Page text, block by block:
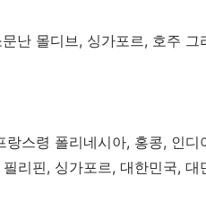
난 몰디브, 싱가포르, 호주 그
스령 폴리네시아, 홍콩, 인
리핀, 싱가포르, 대한민국, 대